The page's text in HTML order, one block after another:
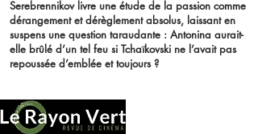
Serebrennikov livre une étude de la passion comme
dérangement et dérèglement absolus, laissant en
suspens une question taraudante : Antonina aurait-
elle brûlé d’un tel feu si Tchaïkovski ne l’avait pas
repoussée d’emblée et toujours ?